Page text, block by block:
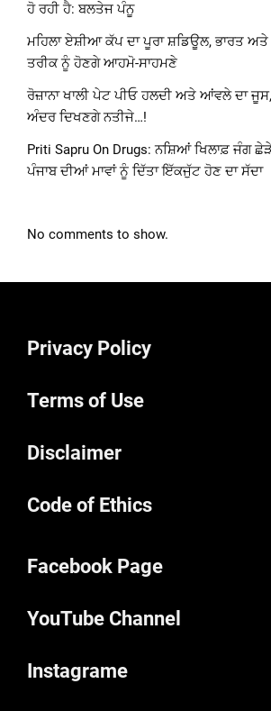
ਹੋ ਰਹੀ ਹੈ: ਬਲਤੇਜ ਪੰਨੂ
ਮਹਿਲਾ ਏਸ਼ੀਆ ਕੱਪ ਦਾ ਪੂਰਾ ਸ਼ਡਿਊਲ, ਭਾਰਤ
ਤਰੀਕ ਨੂੰ ਹੋਣਗੇ ਆਹਮੋ-ਸਾਹਮਣੇ
ਰੋਜ਼ਾਨਾ ਖਾਲੀ ਪੇਟ ਪੀਓ ਹਲਦੀ ਅਤੇ ਆਂਵਲੇ ਦਾ
ਅੰਦਰ ਦਿਖਣਗੇ ਨਤੀਜੇ…!
Priti Sapru On Drugs: ਨਸ਼ਿਆਂ ਖਿਲਾਫ਼ ਜੰਗ
ਪੰਜਾਬ ਦੀਆਂ ਮਾਵਾਂ ਨੂੰ ਦਿੱਤਾ ਇੱਕਜੁੱਟ ਹੋਣ ਦਾ ਸੱਦਾ
No comments to show.
Privacy Policy
Terms of Use
Disclaimer
Code of Ethics
Facebook Page
YouTube Channel
Instagrame